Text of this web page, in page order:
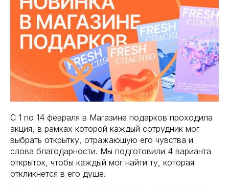
С 1 по 14 февраля в Магазине подарков проходила
акция, в рамках которой каждый сотрудник мог
выбрать открытку, отражающую его чувства и
слова благодарности. Мы подготовили 4 варианта
открыток, чтобы каждый мог найти ту, которая
откликнется в его душе.